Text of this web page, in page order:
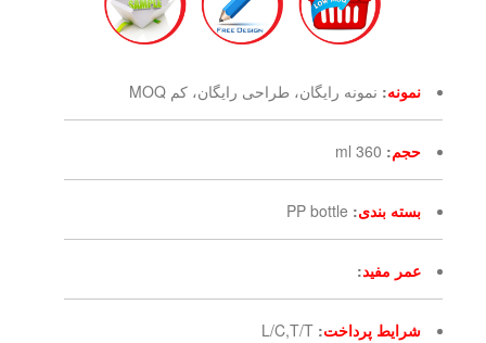
نمونه: نمونه رایگان، طراحی رایگان، کم MOQ
حجم:
360 ml
بسته بندی:
PP bottle
عمر مفید:
شرایط پرداخت:
L/C,T/T